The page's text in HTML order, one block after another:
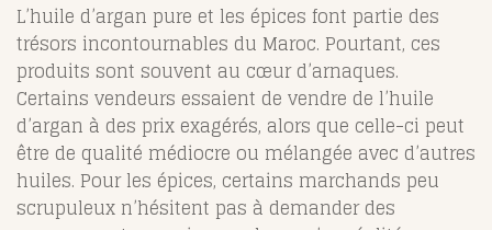
L’huile d’argan pure et les épices font partie des
trésors incontournables du Maroc. Pourtant, ces
produits sont souvent au cœur d’arnaques.
Certains vendeurs essaient de vendre de l’huile
d’argan à des prix exagérés, alors que celle-ci peut
être de qualité médiocre ou mélangée avec d’autres
huiles. Pour les épices, certains marchands peu
scrupuleux n’hésitent pas à demander des